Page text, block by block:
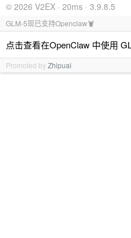
© 2026 V2EX · 20ms · 3.9.8.5
GLM-5现已支持Openclaw🦞
点击查看在OpenClaw 中使用
Promoted byZhipuai